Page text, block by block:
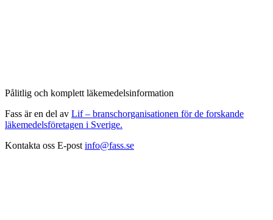
Pålitlig och komplett läkemedelsinformation
Fass är en del av Lif – branschorganisationen för de forskande
läkemedelsföretagen i Sverige.
Kontakta oss E-post info@fass.se